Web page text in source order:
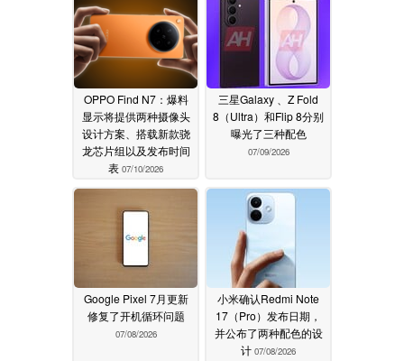
OPPO Find N7：爆料
显示将提供两种摄像头
设计方案、搭载新款骁
龙芯片组以及发布时间
表 07/10/2026
三星Galaxy 、Z Fold
8（Ultra）和Flip 8分别
曝光了三种配色
07/09/2026
Google Pixel 7月更新
修复了开机循环问题
07/08/2026
小米确认Redmi Note
17（Pro）发布日期，
并公布了两种配色的设
计 07/08/2026